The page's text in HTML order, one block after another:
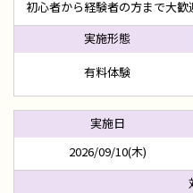
初心者から経験者の方まで大
有料体験
2026/09/10(木)